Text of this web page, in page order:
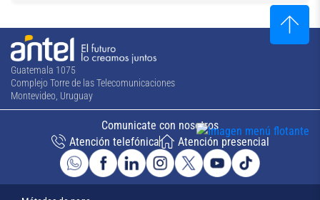
Guatemala 1075
Complejo Torre de las Telecomunicaciones
Montevideo, Uruguay
Comunicate con nosotros
Atención telefónica
Atención presencial